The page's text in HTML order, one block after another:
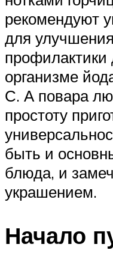
рекомендуют
для
организме
С. А повара
простоту
быть и
блюда, и
украшением.
Начало